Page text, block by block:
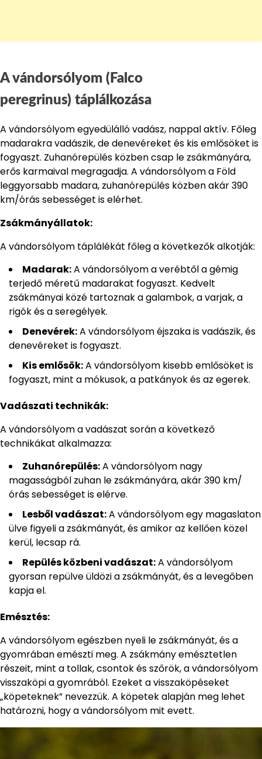
A vándorsólyom (Falco
peregrinus) táplálkozása
A vándorsólyom egyedülálló vadász, nappal aktív. Főleg
madarakra vadászik, de denevéreket és kis emlősöket is
fogyaszt. Zuhanórepülés közben csap le zsákmányára,
erős karmaival megragadja. A vándorsólyom a Föld
leggyorsabb madara, zuhanórepülés közben akár 390
km/órás sebességet is elérhet.
Zsákmányállatok:
A vándorsólyom táplálékát főleg a következők alkotják:
Madarak:A vándorsólyom a verébtől a gémig
terjedő méretű madarakat fogyaszt. Kedvelt
zsákmányai közé tartoznak a galambok, a varjak, a
rigók és a seregélyek.
Denevérek:A vándorsólyom éjszaka is vadászik, és
denevéreket is fogyaszt.
Kis emlősök:A vándorsólyom kisebb emlősöket is
fogyaszt, mint a mókusok, a patkányok és az egerek.
Vadászati technikák:
A vándorsólyom a vadászat során a következő
technikákat alkalmazza:
Zuhanórepülés:A vándorsólyom nagy
magasságból zuhan le zsákmányára, akár 390 km/
órás sebességet is elérve.
Lesből vadászat:A vándorsólyom egy magaslaton
ülve figyeli a zsákmányát, és amikor az kellően közel
kerül, lecsap rá.
Repülés közbeni vadászat:A vándorsólyom
gyorsan repülve üldözi a zsákmányát, és a levegőben
kapja el.
Emésztés:
A vándorsólyom egészben nyeli le zsákmányát, és a
gyomrában emészti meg. A zsákmány emésztetlen
részeit, mint a tollak, csontok és szőrök, a vándorsólyom
visszaköpi a gyomrából. Ezeket a visszaköpéseket
„köpeteknek” nevezzük. A köpetek alapján meg lehet
határozni, hogy a vándorsólyom mit evett.